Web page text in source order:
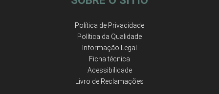
Política de Privacidade
Política da Qualidade
Informação Legal
Ficha técnica
Acessibilidade
Livro de Reclamações